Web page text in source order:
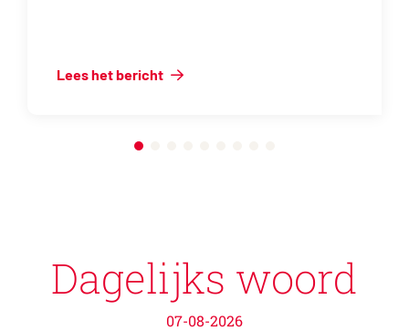
Lees het bericht
Dagelijks woord
07-08-2026